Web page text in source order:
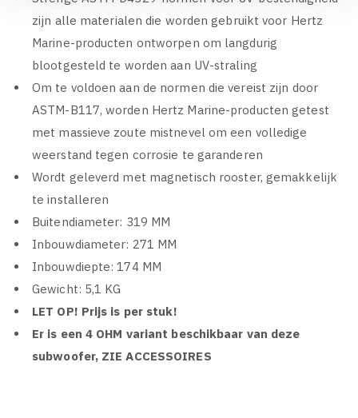
zijn alle materialen die worden gebruikt voor Hertz
Marine-producten ontworpen om langdurig
blootgesteld te worden aan UV-straling
Om te voldoen aan de normen die vereist zijn door
ASTM-B117, worden Hertz Marine-producten getest
met massieve zoute mistnevel om een ​​volledige
weerstand tegen corrosie te garanderen
Wordt geleverd met magnetisch rooster, gemakkelijk
te installeren
Buitendiameter: 319 MM
Inbouwdiameter: 271 MM
Inbouwdiepte: 174 MM
Gewicht: 5,1 KG
LET OP! Prijs is per stuk!
Er is een 4 OHM variant beschikbaar van deze
subwoofer, ZIE ACCESSOIRES